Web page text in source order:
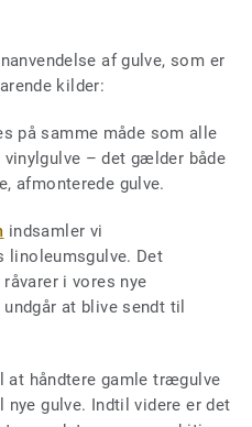
af gulve, som er
kilder:
på samme måde som alle
– det gælder både
afmonterede gulve.
indsamler vi
linoleumsgulve. Det
i vores nye
at blive sendt til
at håndtere gamle trægulve
gulve. Indtil videre er det